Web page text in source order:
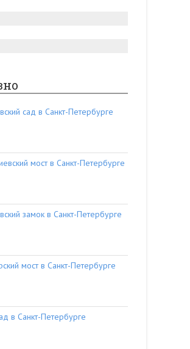
сад в Санкт-Петербурге
мост в Санкт-Петербурге
замок в Санкт-Петербурге
мост в Санкт-Петербурге
в Санкт-Петербурге